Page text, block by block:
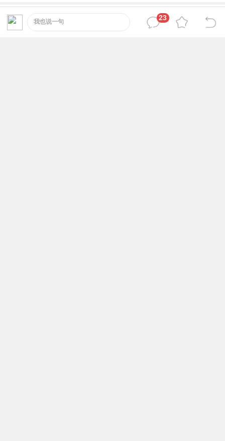
17
锦衣卫 自成一派
我也说一句
23